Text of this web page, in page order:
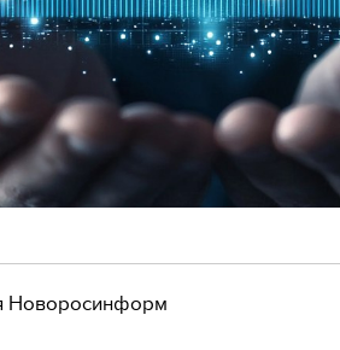
Новоросинформ